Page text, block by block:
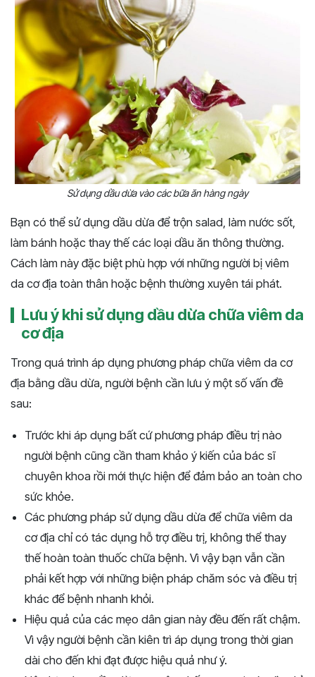
Sử dụng dầu dừa vào các bữa ăn hàng ngày
Bạn có thể sử dụng dầu dừa để trộn salad, làm nước sốt,
làm bánh hoặc thay thế các loại dầu ăn thông thường.
Cách làm này đặc biệt phù hợp với những người bị viêm
da cơ địa toàn thân hoặc bệnh thường xuyên tái phát.
Lưu ý khi sử dụng dầu dừa chữa viêm da
cơ địa
Trong quá trình áp dụng phương pháp chữa viêm da cơ
địa bằng dầu dừa, người bệnh cần lưu ý một số vấn đề
sau:
Trước khi áp dụng bất cứ phương pháp điều trị nào
người bệnh cũng cần tham khảo ý kiến của bác sĩ
chuyên khoa rồi mới thực hiện để đảm bảo an toàn cho
sức khỏe.
Các phương pháp sử dụng dầu dừa để chữa viêm da
cơ địa chỉ có tác dụng hỗ trợ điều trị, không thể thay
thế hoàn toàn thuốc chữa bệnh. Vì vậy bạn vẫn cần
phải kết hợp với những biện pháp chăm sóc và điều trị
khác để bệnh nhanh khỏi.
Hiệu quả của các mẹo dân gian này đều đến rất chậm.
Vì vậy người bệnh cần kiên trì áp dụng trong thời gian
dài cho đến khi đạt được hiệu quả như ý.